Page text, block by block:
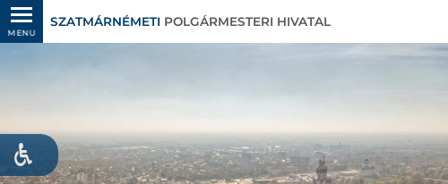
MENU
SZATMÁRNÉMETI POLGÁRMESTERI HIVATAL